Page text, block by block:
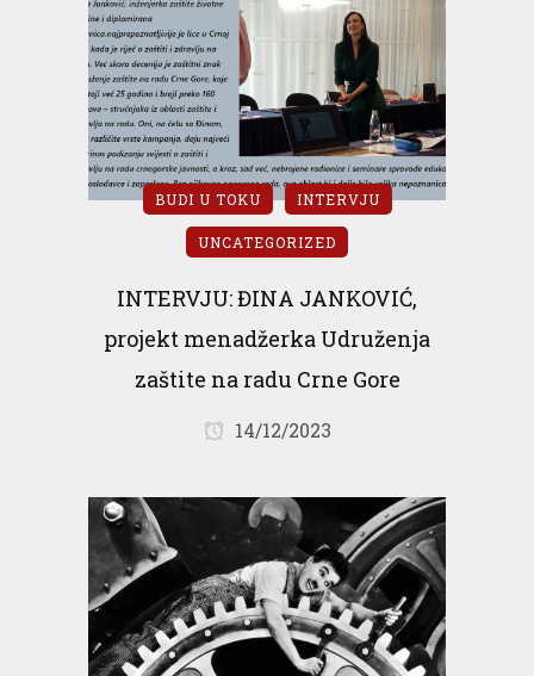
BUDI U TOKU INTERVJU
UNCATEGORIZED
INTERVJU: ĐINA JANKOVIĆ,
projekt menadžerka Udruženja
zaštite na radu Crne Gore
14/12/2023